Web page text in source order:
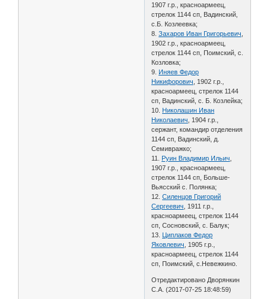
1907 г.р., красноармеец,
стрелок 1144 сп, Вадинский,
с.Б. Козлеевка;
8.Захаров Иван Григорьевич
1902 г.р., красноармеец,
стрелок 1144 сп, Поимский, с.
Козловка;
9. Иняев Федор
Никифорович , 1902 г.р.,
красноармеец, стрелок 1144
сп, Вадинский, с. Б. Козлейка;
10. Николашин Иван
Николаевич , 1904 г.р.,
сержант, командир отделения
1144 сп, Вадинский, д.
Семивражко;
11. Руин Владимир Ильич
1907 г.р., красноармеец,
стрелок 1144 сп, Больше-
Вьясский с. Полянка;
12.Силенцов Григорий
Сергеевич , 1911 г.р.,
красноармеец, стрелок 1144
сп, Сосновский, с. Балук;
13. Циплаков Федор
Яковлевич , 1905 г.р.,
красноармеец, стрелок 1144
сп, Поимский, с.Невежкино.
Отредактировано Дворянкин
С.А. (2017-07-25 18:48:59)